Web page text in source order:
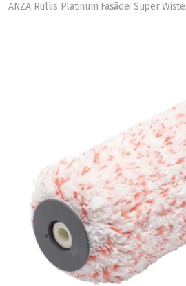
ANZA Rullis Platinum Fasādei Super